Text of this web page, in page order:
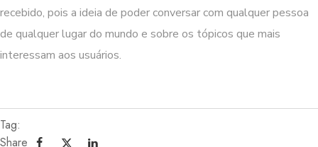
recebido, pois a ideia de poder conversar com qualquer pessoa
de qualquer lugar do mundo e sobre os tópicos que mais
interessam aos usuários.
Tag:
Share